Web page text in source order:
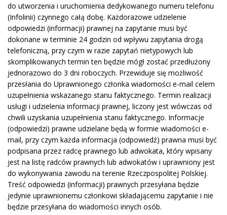
do utworzenia i uruchomienia dedykowanego numeru telefonu
(Infolinii) czynnego całą dobę. Każdorazowe udzielenie
odpowiedzi (informacji) prawnej na zapytanie musi być
dokonane w terminie 24 godzin od wpływu zapytania drogą
telefoniczną, przy czym w razie zapytań nietypowych lub
skomplikowanych termin ten będzie mógł zostać przedłużony
jednorazowo do 3 dni roboczych. Przewiduje się możliwość
przesłania do Uprawnionego członka wiadomości e-mail celem
uzupełnienia wskazanego stanu faktycznego. Termin realizacji
usługi i udzielenia informacji prawnej, liczony jest wówczas od
chwili uzyskania uzupełnienia stanu faktycznego. Informacje
(odpowiedzi) prawne udzielane będą w formie wiadomości e-
mail, przy czym każda informacja (odpowiedź) prawna musi być
podpisana przez radcę prawnego lub adwokata, który wpisany
jest na listę radców prawnych lub adwokatów i uprawniony jest
do wykonywania zawodu na terenie Rzeczpospolitej Polskiej.
Treść odpowiedzi (informacji) prawnych przesyłana będzie
jedynie uprawnionemu członkowi składającemu zapytanie i nie
będzie przesyłana do wiadomości innych osób.